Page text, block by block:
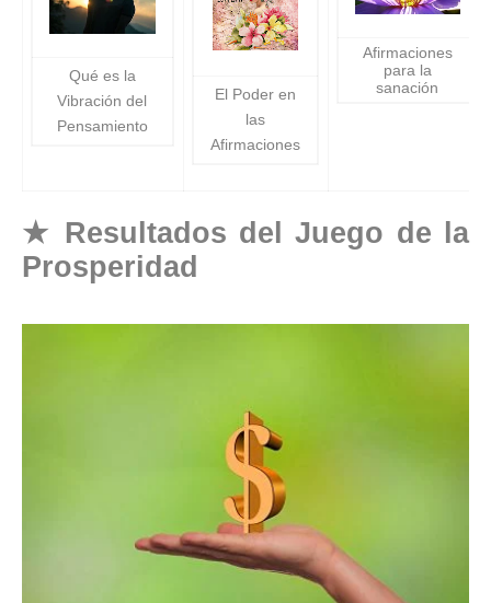
Qué es la
Vibración del
Pensamiento
El Poder en
las
Afirmaciones
Afirmaciones
para la
sanación
★ Resultados del Juego de la
Prosperidad